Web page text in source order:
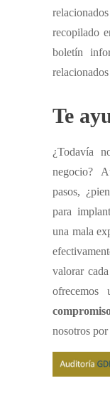
recopilado
boletín
Te
¿Todavía
negocio?
pasos,
para
una mala
valorar
nosotros por